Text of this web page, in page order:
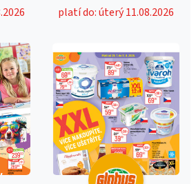
platí do: úterý 11.08.2026